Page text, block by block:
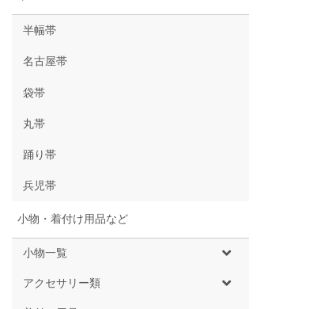
半幅帯
名古屋帯
袋帯
丸帯
踊り帯
兵児帯
小物・着付け用品など
小物一覧
アクセサリー類